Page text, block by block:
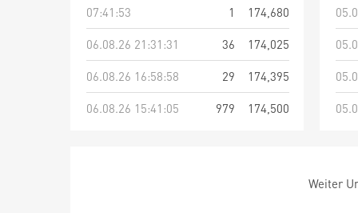
07:41:53
1
174,680
06.08.26 21:31:31
36
174,025
06.08.26 16:58:58
29
174,395
06.08.26 15:41:05
979 174,500
Weiter